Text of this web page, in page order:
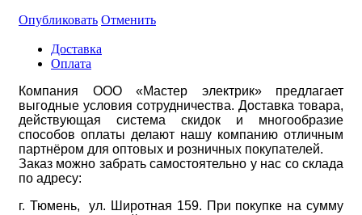
Опубликовать Отменить
Доставка
Оплата
Компания ООО «Мастер электрик» предлагает
выгодные условия сотрудничества. Доставка товара,
действующая система скидок и многообразие
способов оплаты делают нашу компанию отличным
партнёром для оптовых и розничных покупателей.
Заказ можно забрать самостоятельно у нас со склада
по адресу:
г. Тюмень, ул. Широтная 159. При покупке на сумму